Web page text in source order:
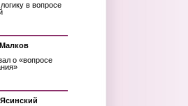
в вопросе
о «вопросе